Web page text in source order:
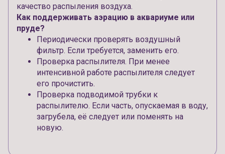
качество распыления воздуха.
Как поддерживать аэрацию в аквариуме или
пруде?
Периодически проверять воздушный
фильтр. Если требуется, заменить его.
Проверка распылителя. При менее
интенсивной работе распылителя следует
его прочистить.
Проверка подводимой трубки к
распылителю. Если часть, опускаемая в воду,
загрубела, её следует или поменять на
новую.